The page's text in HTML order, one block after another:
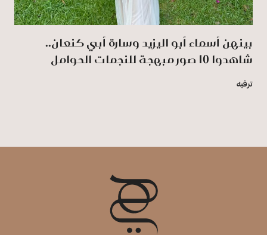
بينهن أسماء أبو اليزيد وسارة أبي كنعان..
شاهدوا 10 صور مبهجة للنجمات الحوامل
ترفيه